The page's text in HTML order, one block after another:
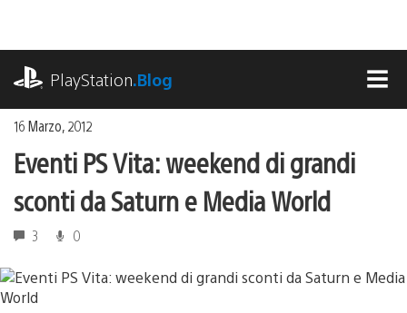
contenuto
PlayStation.Blog
16 Marzo, 2012
Eventi PS Vita: weekend di grandi
sconti da Saturn e Media World
3 0